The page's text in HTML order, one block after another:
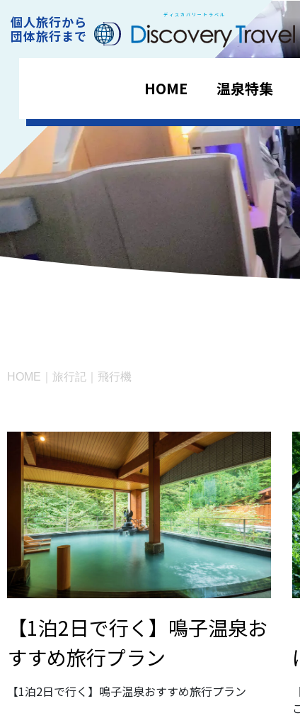
個人旅行から
団体旅行まで
ディスカバリートラベル
DiscoveryTravel
HOME 温泉特集
HOME 旅行記 飛行機
【1泊2日で行く】鳴子温泉お
すすめ旅行プラン
【1泊2日で行く】鳴子温泉おすすめ旅行プラン